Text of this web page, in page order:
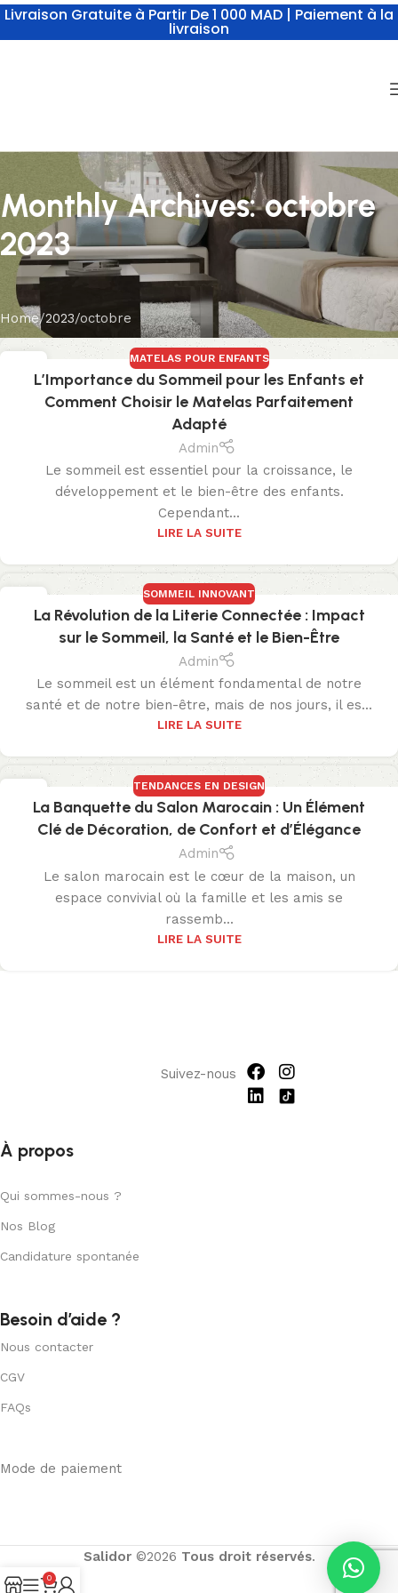
Monthly Archives: octobre
2023
Home 2023 octobre
OCT
MATELAS POUR ENFANTS
L’Importance du Sommeil pour les Enfants et
Comment Choisir le Matelas Parfaitement
Adapté
Admin
Le sommeil est essentiel pour la croissance, le
développement et le bien-être des enfants.
Cependant...
LIRE LA SUITE
OCT
SOMMEIL INNOVANT
La Révolution de la Literie Connectée : Impact
sur le Sommeil, la Santé et le Bien-Être
Admin
Le sommeil est un élément fondamental de notre
santé et de notre bien-être, mais de nos jours, il es...
LIRE LA SUITE
OCT
TENDANCES EN DESIGN
La Banquette du Salon Marocain : Un Élément
Clé de Décoration, de Confort et d’Élégance
Admin
Le salon marocain est le cœur de la maison, un
espace convivial où la famille et les amis se
rassemb...
LIRE LA SUITE
Suivez-nous
À propos
Qui sommes-nous ?
Nos Blog
Candidature spontanée
Besoin d’aide ?
Nous contacter
CGV
FAQs
Mode de paiement
Salidor©2026 Tous droit réservés.
Livraison Gratuite à Partir De 1 000 MAD | Paiement à la
livraison
0